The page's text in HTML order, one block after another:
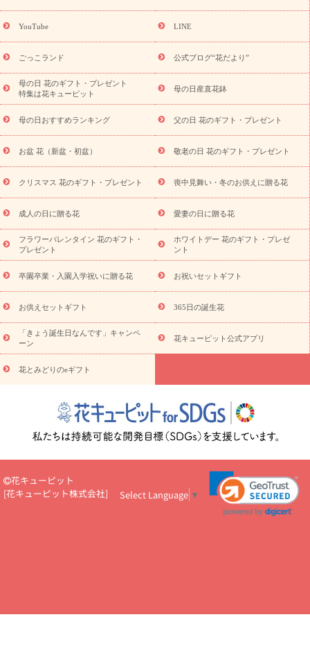
9月の誕生花(リンドウ)
ら探す
お祝いの花特集 当日配達特急便 お祝い商品一覧
念日
結婚祝い 出産祝い 退院祝い・快気祝い
寿祝い
プチギフト ペットのお祝いフラワー
供え・お悔やみ商品一覧
お供え・お悔やみの花
四十九日法要以
降に贈る花
通夜・葬儀に贈る花
お供え お花とセットギフト
お供え プリザーブドフラワー
ペットのお供えフラワー
お盆（新
盆・初盆）
その他 お祝い返し お見舞い
お取り寄せギフト
ビジネス用
ご自宅用 観葉植物 ミディ胡蝶蘭
プリザーブ
ドフラワー
スタイルから探す アレンジメント 花束
スタ
ンド花
お祝い お供え・お悔やみ 胡蝶蘭 胡蝶蘭・花鉢
ディ胡蝶蘭・お祝い
ミディ胡蝶蘭・お供え
世界初の青色胡蝶蘭
観葉植物
観葉植物 産直多肉植物
プリザーブドフラワー
お祝い
お供え・お悔やみ 花とセットギフト
セミオーダー
プチギフト（hanamore -ハナモア-）
花とみどりのeギフト
キューピットのeGfit
カラー ピンク イエローオレンジ
レッ
ド
お花の種類 トルコキキョウ
お祝い お祝い・3000円～ お祝い・4000円～
お祝い・
5000円～
お祝い・7000円～ お祝い・ 10000円～
お供え・お
悔やみ
円～
お供え・お悔やみ・
読み物
いのマナー
定年退職祝いのマナー
お祝いを贈るときのマナー・
花キューピットのお祝いコラム一覧
誕生日のお花を「色
彩心理学」で選ぶ方法
結婚祝いの予算相場
出産祝いお役立ち情
ール
新築引っ越し祝いコラム お祝い花のマナー総まとめ
職
場上司や先輩へ贈るお祝い花の正解は？
開店祝いの花 選び方ガイ
あり)
花キューピット×専門家
CO2排出量削減 / SDGsを考える
YouTube LINE
ごっこランド 公式ブログ“花だより”
母の日 花のギフト・プレゼント
特集は花キューピット
母の日産直花鉢
母の日おすすめランキング 父の日 花のギフト・プレゼント
お盆 花（新盆・初盆） 敬老の日 花のギフト・プレゼント
クリスマス 花のギフト・プレゼント 喪中見舞い・冬のお供えに贈る花
成人の日に贈る花 愛妻の日に贈る花
フラワーバレンタイン 花のギフト・
プレゼント
ホワイトデー 花のギフト・プレゼ
ント
卒園卒業・入園入学祝いに贈る花 お祝いセットギフト
お供えセットギフト 365日の誕生花
「きょう誕生日なんです」キャンペ
ーン
花キューピット公式アプリ
花とみどりのeギフト
花キューピット
[花キューピット株式会社] Select Language ▼